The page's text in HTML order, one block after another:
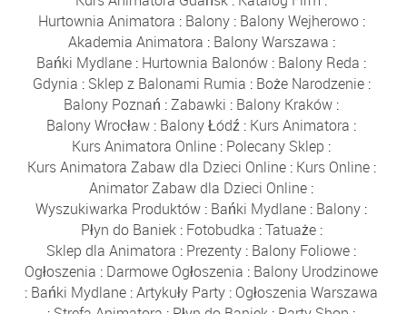
Hurtownia Animatora : Balony: Balony Wejherowo:
Akademia Animatora : Balony Warszawa :
Bańki Mydlane : Hurtownia Balonów : Balony Reda :
Gdynia : Sklep z Balonami Rumia : Boże Narodzenie:
Balony Poznań :Zabawki : Balony Kraków :
Balony Wrocław : Balony Łódź : Kurs Animatora :
Kurs Animatora Online : Polecany Sklep :
Kurs Animatora Zabaw dla Dzieci Online: Kurs Online:
Animator Zabaw dla Dzieci Online :
Wyszukiwarka Produktów : Bańki Mydlane : Balony :
Płyn do Baniek: Fotobudka :Tatuaże:
Sklep dla Animatora : Prezenty : Balony Foliowe :
Ogłoszenia : Darmowe Ogłoszenia : Balony Urodzinowe
: Bańki Mydlane :Artykuły Party : Ogłoszenia Warszawa